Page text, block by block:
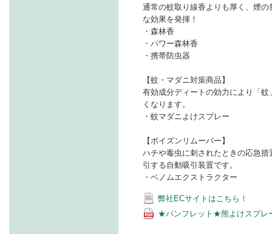
通常の蚊取り線香よりも厚く、煙
な効果を発揮！
・森林香
・パワー森林香
・携帯防虫器
【蚊・マダニ対策商品】
有効成分ディートの効力により「
くなります。
・蚊マダニよけスプレー
【ポイズンリムーバー】
ハチや毒虫に刺されたときの応急
引する自動吸引装置です。
・ベノムエクストラクター
弊社ECサイトはこちら！
★パンフレット★熊よけスプレ